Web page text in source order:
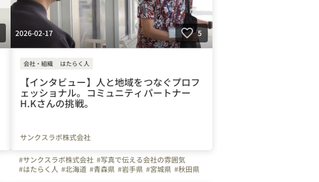
2026-02-17 5
会社・組織 はたらく人
【インタビュー】人と地域をつなぐプロフ
ェッショナル。コミュニティパートナー
H.Kさんの挑戦。
サンクスラボ株式会社
#サンクスラボ株式会社 #写真で伝える会社の雰囲気
#はたらく人 #北海道 #青森県 #岩手県 #宮城県 #秋田県